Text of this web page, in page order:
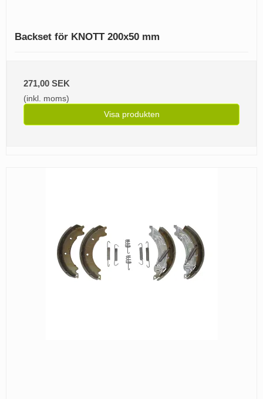
Backset för KNOTT 200x50 mm
271,00 SEK
(inkl. moms)
Visa produkten